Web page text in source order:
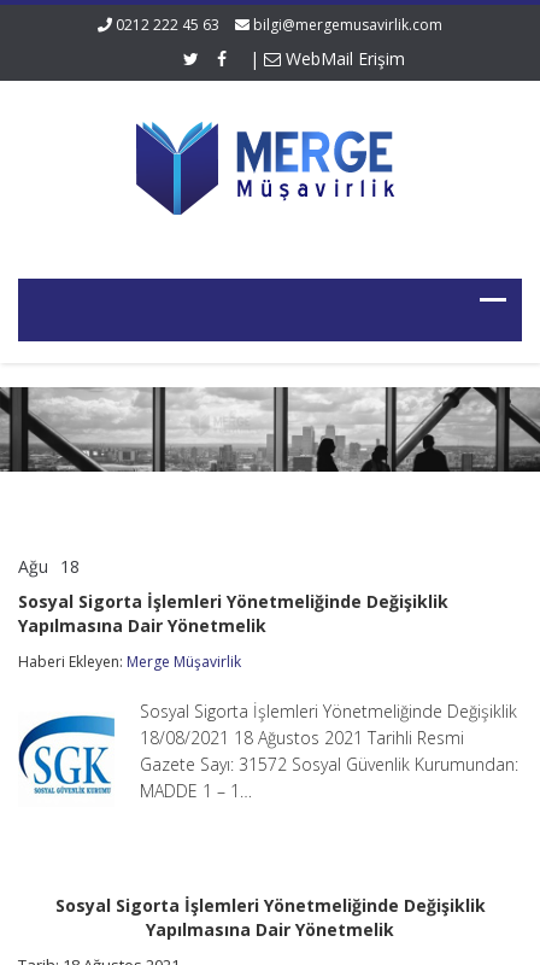
0212 222 45 63 bilgi@mergemusavirlik.com
| WebMail Erişim
Ağu 18
İşlemleri
Yönetmeliğinde
Yapılmasına
Yönetmelik
için
Sosyal Sigorta İşlemleri Yönetmeliğinde Değişiklik
Yapılmasına Dair Yönetmelik
Haberi Ekleyen: Merge Müşavirlik
Sosyal Sigorta İşlemleri Yönetmeliğinde Değişiklik
18/08/2021 18 Ağustos 2021 Tarihli Resmi
Gazete Sayı: 31572 Sosyal Güvenlik Kurumundan:
MADDE 1 – 1…
Sosyal Sigorta İşlemleri Yönetmeliğinde Değişiklik
Yapılmasına Dair Yönetmelik